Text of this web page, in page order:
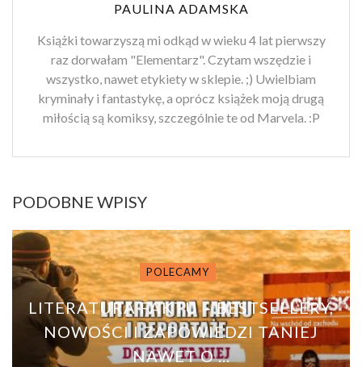
PAULINA ADAMSKA
Książki towarzyszą mi odkąd w wieku 4 lat pierwszy
raz dorwałam "Elementarz". Czytam wszędzie i
wszystko, nawet etykiety w sklepie. ;) Uwielbiam
kryminały i fantastykę, a oprócz książek moją drugą
miłością są komiksy, szczególnie te od Marvela. :P
PODOBNE WPISY
POLECAMY
LITERATURA FAKTU – BESTSELLERY,
NOWOŚCI I ZAPOWIEDZI TANIEJ
NAWET O ...